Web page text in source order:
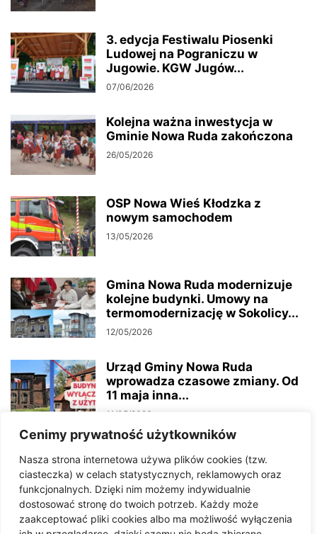
Cenimy prywatność użytkowników
Nasza strona internetowa używa plików cookies (tzw.
ciasteczka) w celach statystycznych, reklamowych oraz
funkcjonalnych. Dzięki nim możemy indywidualnie
dostosować stronę do twoich potrzeb. Każdy może
zaakceptować pliki cookies albo ma możliwość wyłączenia
3. edycja Festiwalu Piosenki
Ludowej na Pograniczu w
Jugowie. KGW Jugów...
07/06/2026
Kolejna ważna inwestycja w
Gminie Nowa Ruda zakończona
26/05/2026
OSP Nowa Wieś Kłodzka z
nowym samochodem
13/05/2026
Gmina Nowa Ruda modernizuje
kolejne budynki. Umowy na
termomodernizację w Sokolicy...
12/05/2026
Urząd Gminy Nowa Ruda
wprowadza czasowe zmiany. Od
11 maja inna...
11/05/2026
Ludwikowicach Kłodzkich. Urząd
gminy apeluje o ostrożność!
04/05/2026
Sezon artystyczny oficjalnie